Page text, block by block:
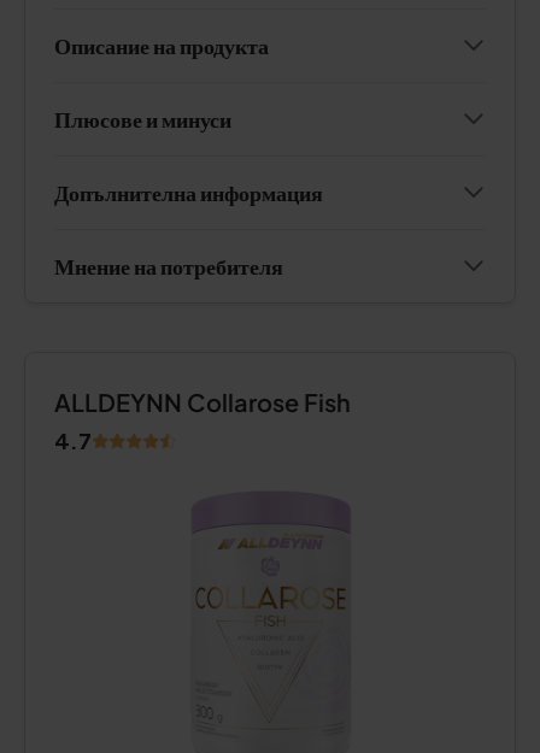
Описание на продукта
Плюсове и минуси
Допълнителна информация
Мнение на потребителя
ALLDEYNN Collarose Fish
4.7